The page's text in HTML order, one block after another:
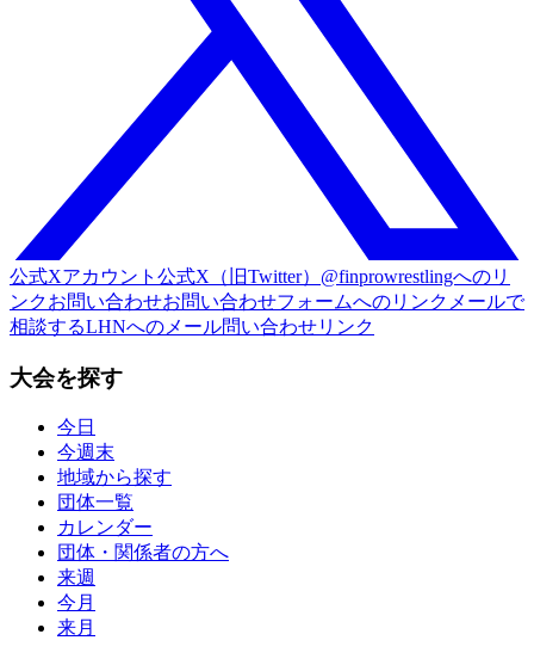
公式Xアカウント 公式X（旧Twitter）@finprowrestlingへのリ
ンクお問い合わせお問い合わせフォームへのリンク メールで
相談するLHNへのメール問い合わせリンク
大会を探す
今日
今週末
地域から探す
団体一覧
カレンダー
団体・関係者の方へ
来週
今月
来月